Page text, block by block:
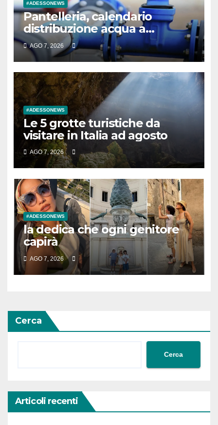
#ADESSONEWS
Pantelleria, calendario
distribuzione acqua a
Rekhale
AGO 7, 2026
#ADESSONEWS
Le 5 grotte turistiche da
visitare in Italia ad agosto
AGO 7, 2026
#ADESSONEWS
la dedica che ogni genitore
capirà
AGO 7, 2026
Cerca
Cerca
Articoli recenti